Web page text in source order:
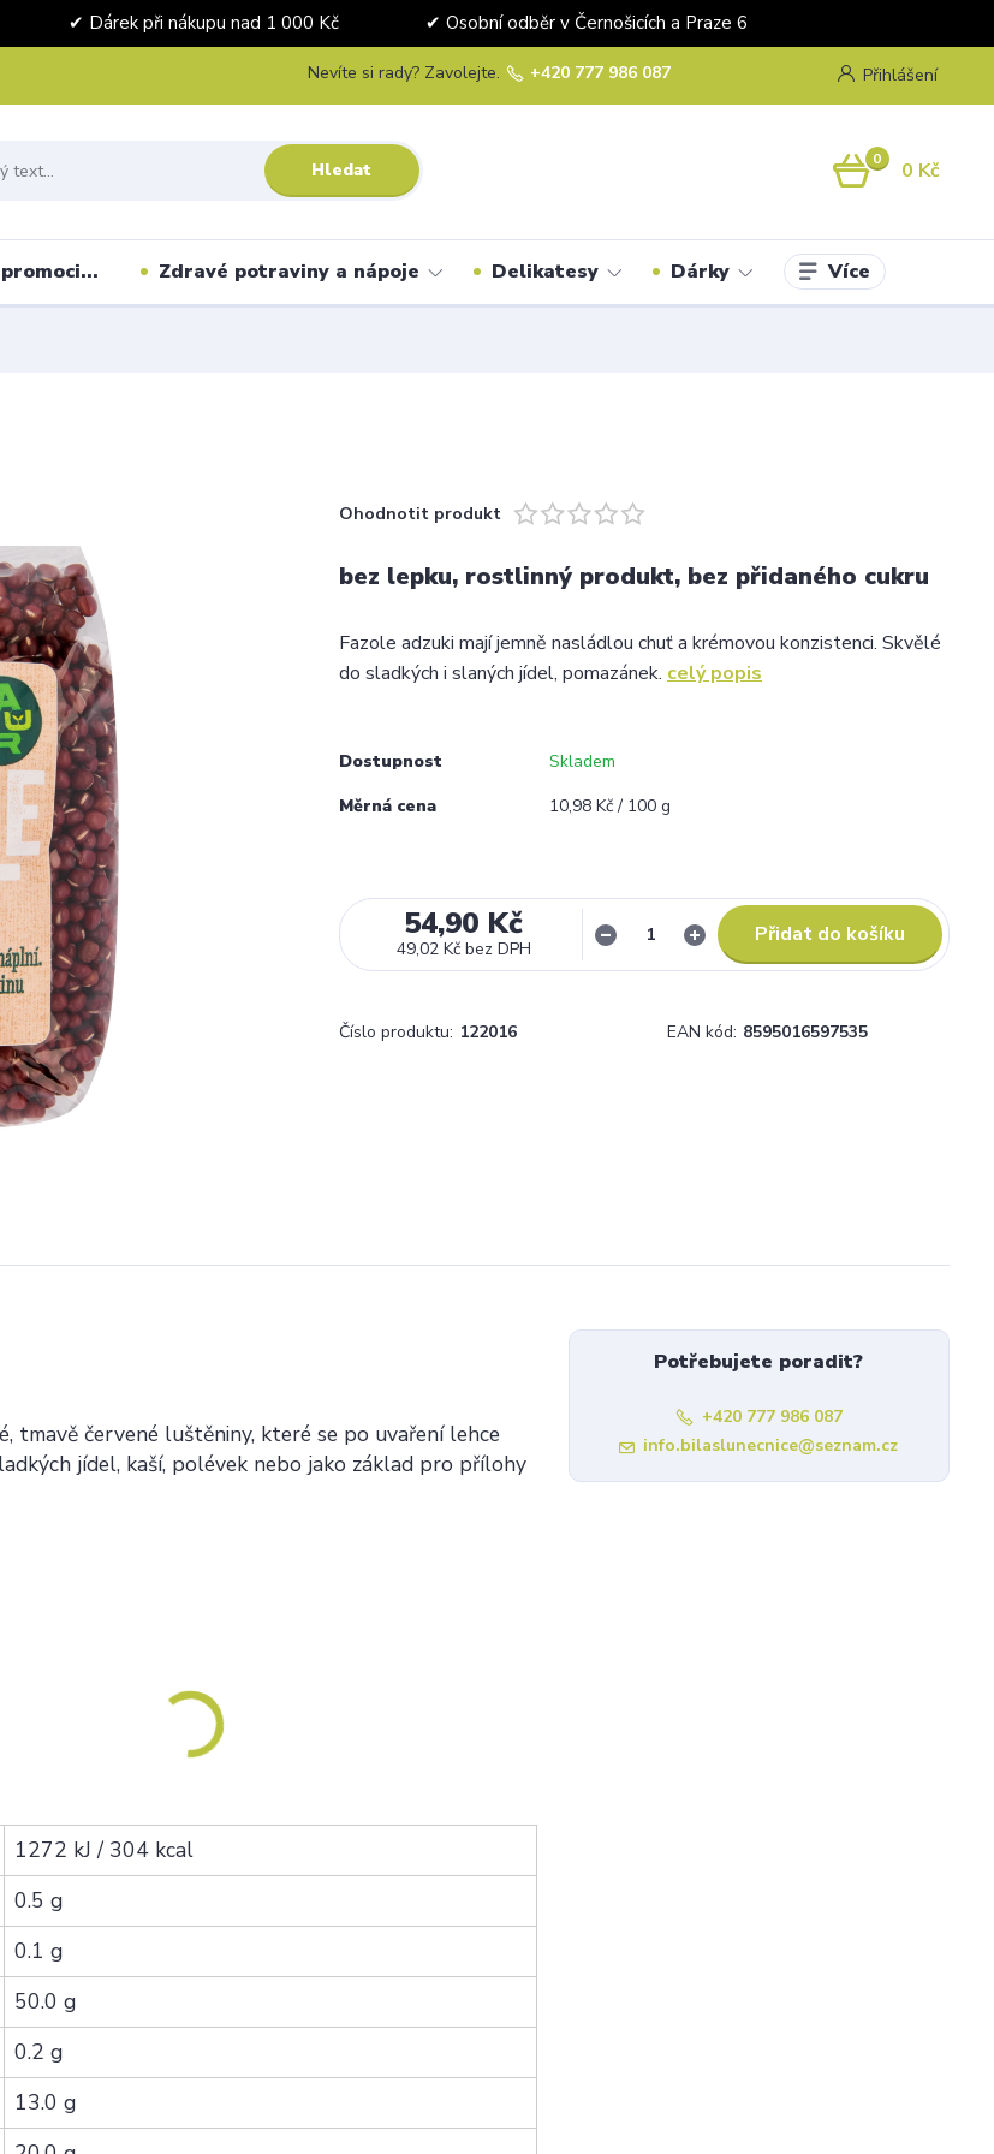
Kč ✔ Dárek při nákupu nad 1 000 Kč ✔ Osobní odběr v Černošicích a Praze 6
Přihlášení
Hledat
Nevíte si rady? Zavolejte. +420 777 986 087
0 0 Kč
Zdravé potraviny a nápoje Delikatesy Dárky Více
Ohodnotit produkt
bez lepku, rostlinný produkt, bez přidaného cukru
Fazole adzuki mají jemně nasládlou chuť a krémovou konzistenci. Skvělé
do sladkých i slaných jídel, pomazánek. celý popis
Dostupnost
Skladem
Měrná cena
10,98 Kč / 100 g
54,90 Kč
49,02 Kč bez DPH
Přidat do košíku
Číslo produktu: 122016 EAN kód: 8595016597535
tmavě červené luštěniny, které se po uvaření lehce
jídel, kaší, polévek nebo jako základ pro přílohy
1272 kJ / 304 kcal
0.5 g
0.1 g
50.0 g
0.2 g
13.0 g
Potřebujete poradit?
+420 777 986 087
info.bilaslunecnice@seznam.cz